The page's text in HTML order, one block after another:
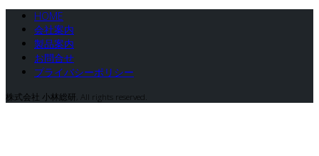
HOME
会社案内
製品案内
お問合せ
プライバシーポリシー
株式会社 小林総研, All rights reserved.